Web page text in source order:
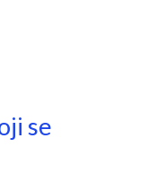
se